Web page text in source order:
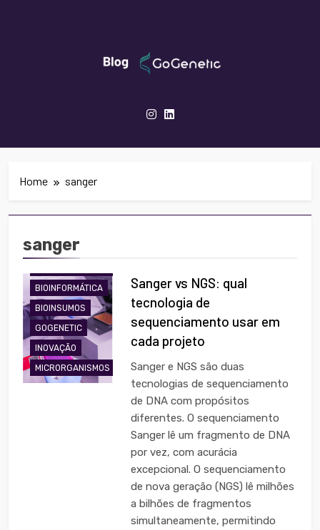
GoGenetic- Blog
Inovação Em Genética, Biotecnologia E
Home sanger
sanger
ANÁLISES
BIOINFORMÁTICA
BIOINSUMOS
GOGENETIC
INOVAÇÃO
MICRORGANISMOS
Sanger vs NGS: qual
tecnologia de
sequenciamento usar em
cada projeto
Sanger e NGS são duas
tecnologias de sequenciamento
de DNA com propósitos
diferentes. O sequenciamento
Sanger lê um fragmento de DNA
por vez, com acurácia
excepcional. O sequenciamento
de nova geração (NGS) lê milhões
a bilhões de fragmentos
simultaneamente, permitindo